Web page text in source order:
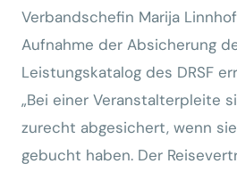
Verbandschefin Marija
Aufnahme der Absicherung
Leistungskatalog des DRSF
„Bei einer Veranstalterpleite
zurecht abgesichert, wenn
gebucht haben. Der